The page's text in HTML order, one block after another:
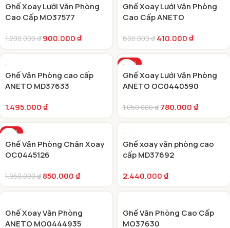
Ghế Xoay Lưới Văn Phòng
Cao Cấp MO37577
1.200.000₫ 900.000₫
HOT
Ghế Xoay Lưới Văn Phòng
Cao Cấp ANETO
600.000₫ 410.000₫
Ghế Văn Phòng cao cấp
ANETO MD37633
1.495.000₫
-26%
Ghế Xoay Lưới Văn Phòng
ANETO OC0440590
1.050.000₫ 780.000₫
-19%
Ghế Văn Phòng Chân Xoay
OC0445126
1.050.000₫ 850.000₫
Ghế xoay văn phòng cao
cấp MD37692
2.440.000₫
Ghế Xoay Văn Phòng
ANETO MO0444935
Ghế Văn Phòng Cao Cấp
MO37630